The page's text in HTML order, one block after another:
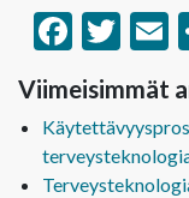
Viimeisimmät